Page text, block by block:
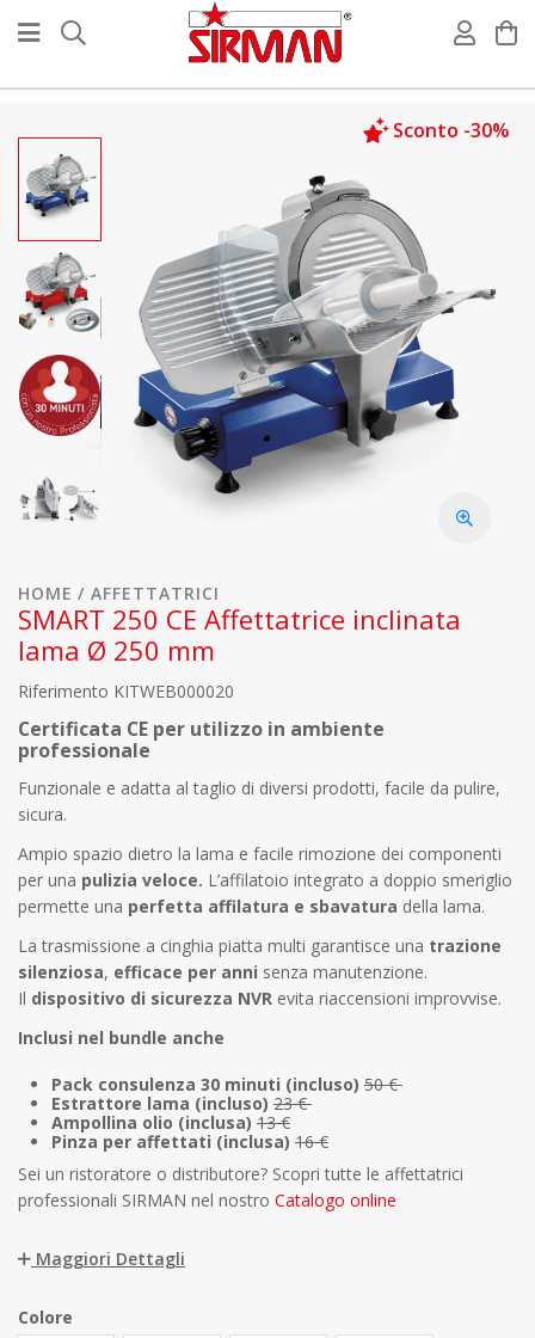
Sconto -30%
HOME AFFETTATRICI
SMART 250 CE Affettatrice inclinata
lama Ø 250 mm
Riferimento KITWEB000020
Certificata CE per utilizzo in ambiente
professionale
Funzionale e adatta al taglio di diversi prodotti, facile da pulire,
sicura.
Ampio spazio dietro la lama e facile rimozione dei componenti
per una pulizia veloce. L’affilatoio integrato a doppio smeriglio
permette una perfetta affilatura e sbavatura della lama.
La trasmissione a cinghia piatta multi garantisce una trazione
silenziosa, efficace per anni senza manutenzione.
Il dispositivo di sicurezza NVR evita riaccensioni improvvise.
Inclusi nel bundle anche
Pack consulenza 30 minuti (incluso) 50 €
Estrattore lama (incluso) 23€
Ampollina olio (inclusa) 13 €
Pinza per affettati (inclusa) 16 €
Sei un ristoratore o distributore? Scopri tutte le affettatrici
professionali SIRMAN nel nostro Catalogo online
Maggiori Dettagli
Colore